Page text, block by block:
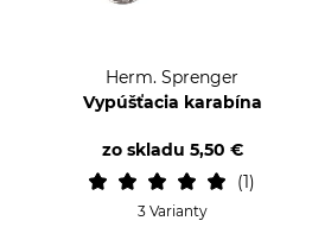
Herm. Sprenger
Vypúšťacia karabína
zo skladu 5,50 €
1
3 Varianty